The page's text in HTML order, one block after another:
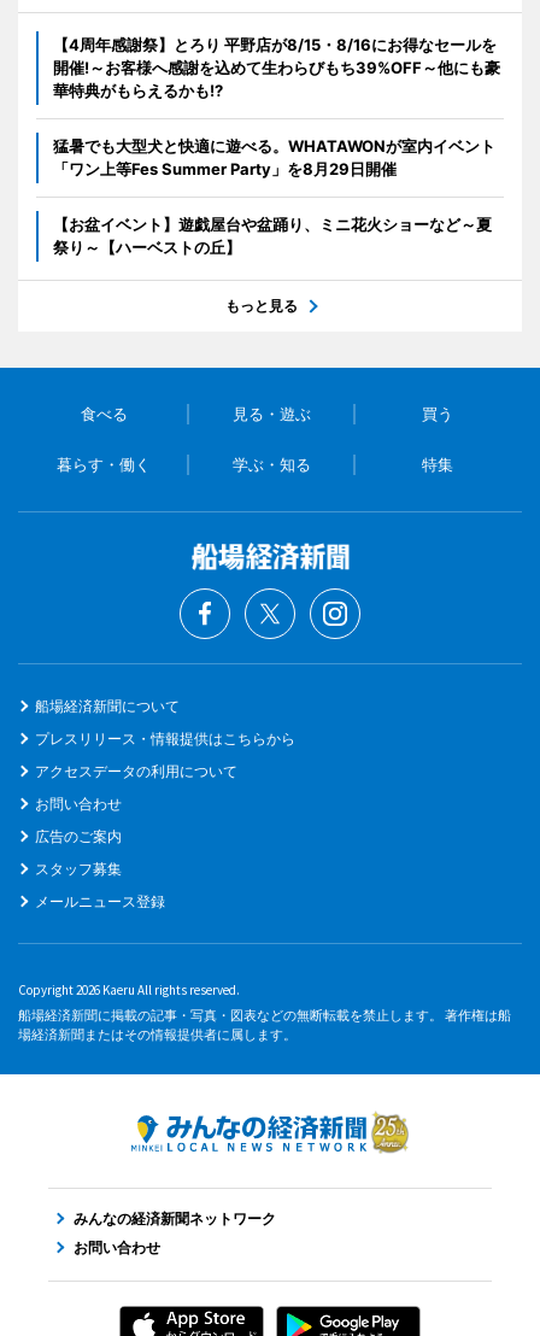
【4周年感謝祭】とろり 平野店が8/15・8/16にお得なセールを
開催!～お客様へ感謝を込めて生わらびもち39%OFF～他にも豪
華特典がもらえるかも!?
猛暑でも大型犬と快適に遊べる。WHATAWONが室内イベント
「ワン上等Fes Summer Party」を8月29日開催
【お盆イベント】遊戯屋台や盆踊り、ミニ花火ショーなど～夏
祭り～【ハーベストの丘】
もっと見る
食べる 見る・遊ぶ 買う
暮らす・働く 学ぶ・知る 特集
船場経済新聞について
プレスリリース・情報提供はこちらから
アクセスデータの利用について
お問い合わせ
広告のご案内
スタッフ募集
メールニュース登録
Copyright 2026 Kaeru All rights reserved.
船場経済新聞に掲載の記事・写真・図表などの無断転載を禁止します。 著作権は船
場経済新聞またはその情報提供者に属します。
みんなの経済新聞ネットワーク
お問い合わせ